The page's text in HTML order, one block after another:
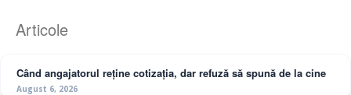
Articole
Când angajatorul reține cotizația, dar refuză să spună de la cine
August 6, 2026